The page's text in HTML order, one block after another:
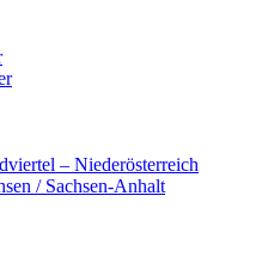
– Niederösterreich
/ Sachsen-Anhalt